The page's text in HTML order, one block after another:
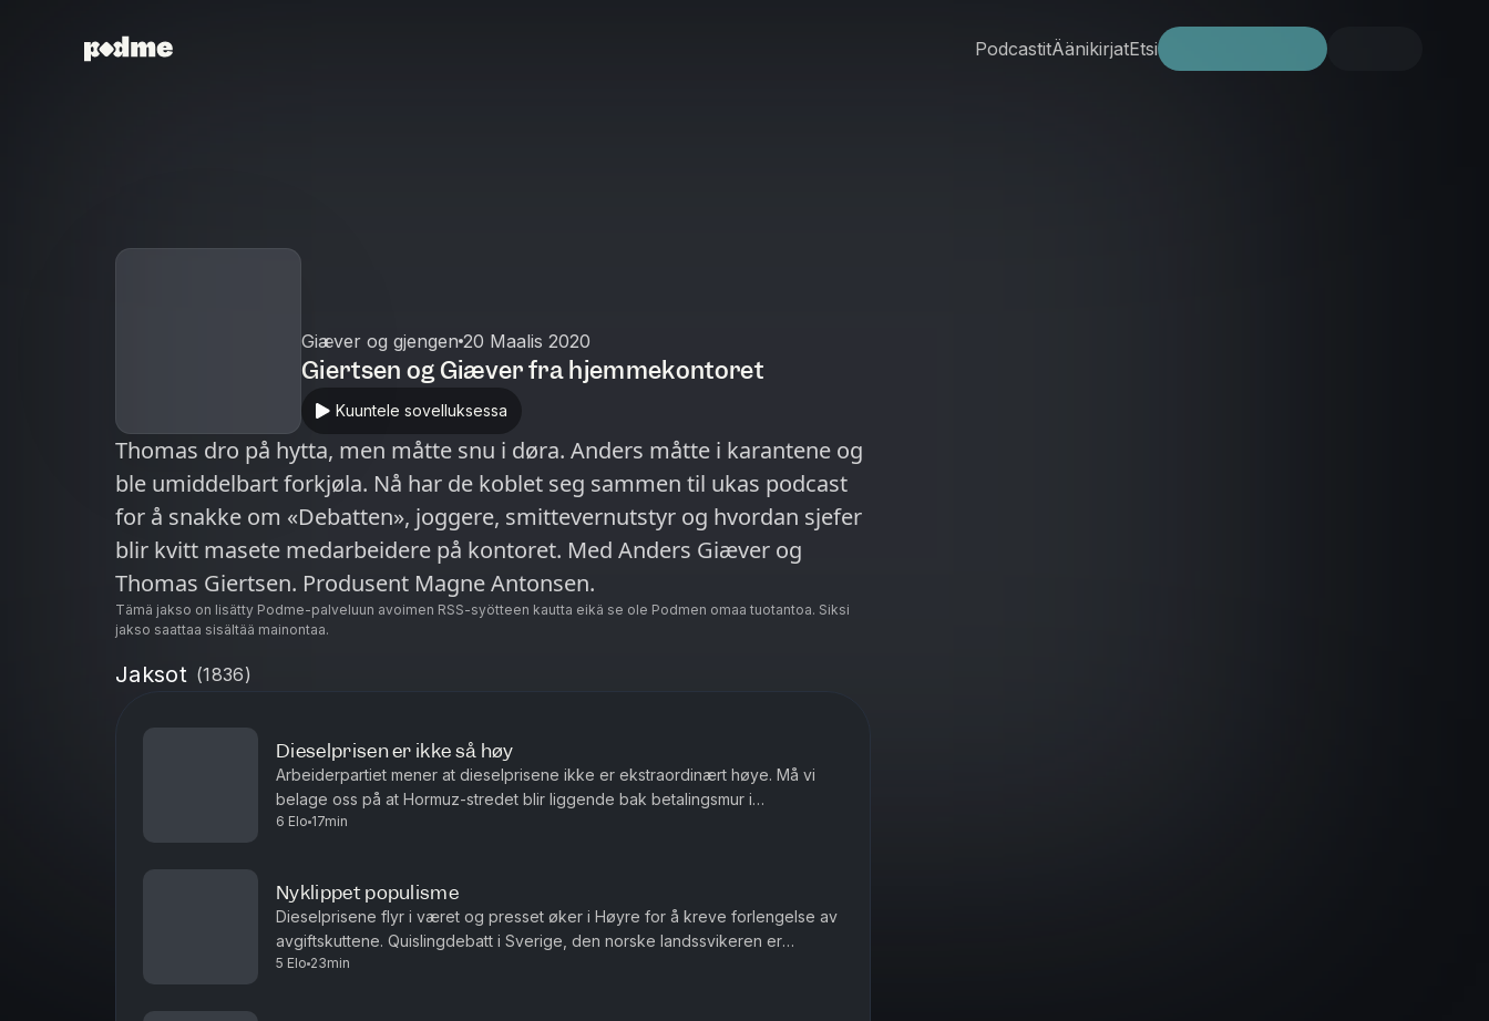
PodcastitÄänikirjatEtsi
Giæver og gjengen 20 Maalis 2020
Giertsen og Giæver fra hjemmekontoret
Kuuntele sovelluksessa
Thomas dro på hytta, men måtte snu i døra. Anders måtte i karantene og
ble umiddelbart forkjøla. Nå har de koblet seg sammen til ukas podcast
for å snakke om «Debatten», joggere, smittevernutstyr og hvordan sjefer
blir kvitt masete medarbeidere på kontoret. Med Anders Giæver og
Thomas Giertsen. Produsent Magne Antonsen.
Tämä jakso on lisätty Podme-palveluun avoimen RSS-syötteen kautta eikä se ole Podmen omaa tuotantoa. Siksi
jakso saattaa sisältää mainontaa.
Jaksot (1836)
Dieselprisen er ikke så høy
Arbeiderpartiet mener at dieselprisene ikke er ekstraordinært høye. Må vi
belage oss på at Hormuz-stredet blir liggende bak betalingsmur i
uoverskuelig fremtid? Antall sivile Ukrainere som blir drept ...
6 Elo 17min
Nyklippet populisme
Dieselprisene flyr i været og presset øker i Høyre for å kreve forlengelse av
avgiftskuttene. Quislingdebatt i Sverige, den norske landssvikeren er
aktualisert i landet som holdt seg nøytral under and...
5 Elo 23min